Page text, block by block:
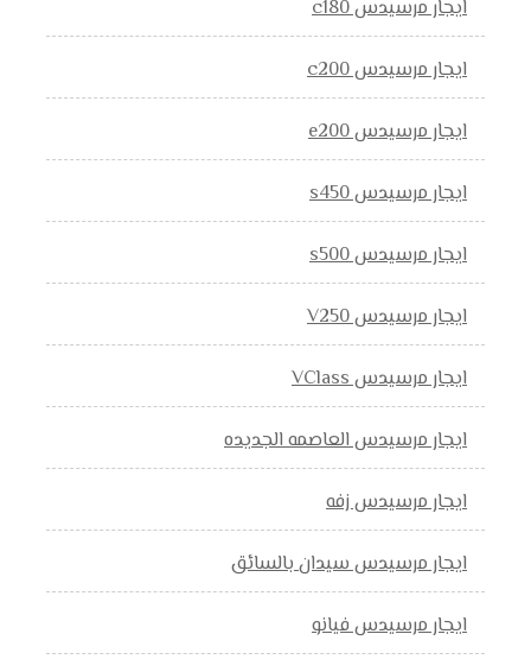
ايجار مرسيدس c180
ايجار مرسيدس c200
ايجار مرسيدس e200
ايجار مرسيدس s450
ايجار مرسيدس s500
ايجار مرسيدس V250
ايجار مرسيدس VClass
ايجار مرسيدس العاصمه الجديده
ايجار مرسيدس زفه
ايجار مرسيدس سيدان بالسائق
ايجار مرسيدس فيانو